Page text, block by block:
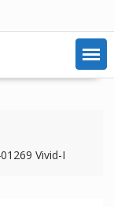
Vivid-I